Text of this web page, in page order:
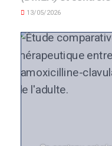
13/05/2026